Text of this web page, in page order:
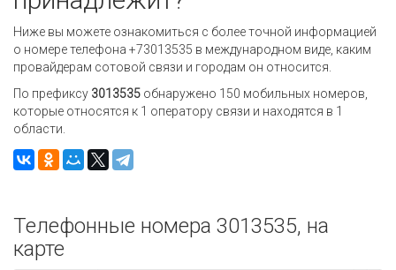
Ниже вы можете ознакомиться с более точной информацией
о номере телефона +73013535 в международном виде, каким
провайдерам сотовой связи и городам он относится.
По префиксу 3013535 обнаружено 150 мобильных номеров,
которые относятся к 1 оператору связи и находятся в 1
области.
Телефонные номера 3013535, на
карте